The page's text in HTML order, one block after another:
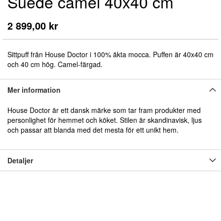
2 899,00 kr
Sittpuff från House Doctor i 100% äkta mocca. Puffen är 40x40 cm
och 40 cm hög. Camel-färgad.
av
Mer information
House Doctor är ett dansk märke som tar fram produkter med
personlighet för hemmet och köket. Stilen är skandinavisk, ljus
och passar att blanda med det mesta för ett unikt hem.
Detaljer